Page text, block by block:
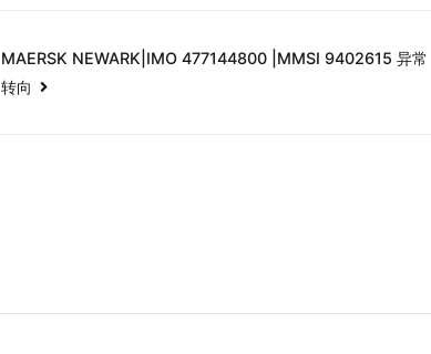
MAERSK NEWARK|IMO 477144800 |MMSI 9402615 异常
转向